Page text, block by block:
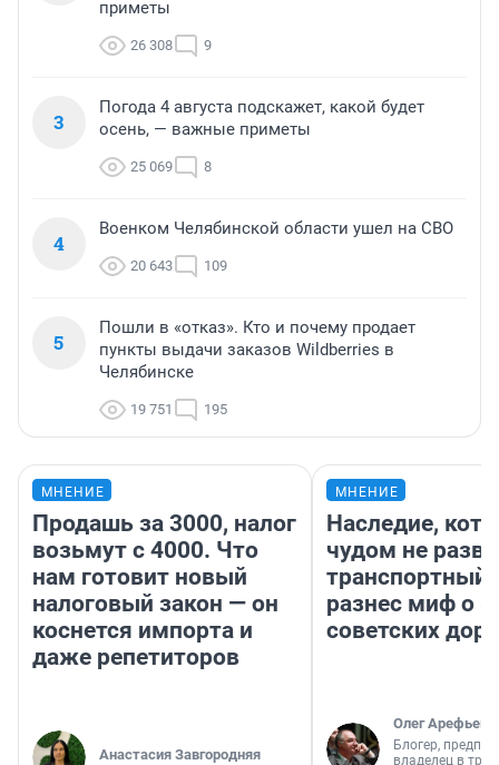
приметы
26 308 9
3
Погода 4 августа подскажет, какой будет
осень, — важные приметы
25 069 8
4
Военком Челябинской области ушел на СВО
20 643 109
5
Пошли в «отказ». Кто и почему продает
пункты выдачи заказов Wildberries в
Челябинске
19 751 195
МНЕНИЕ
Продашь за 3000, налог
возьмут с 4000. Что
нам готовит новый
налоговый закон — он
коснется импорта и
даже репетиторов
Анастасия Завгородняя
МНЕНИЕ
Наследие,
чудом не
транспортный
разнес миф о
советских
Олег Арефьев
Блогер,
владелец в